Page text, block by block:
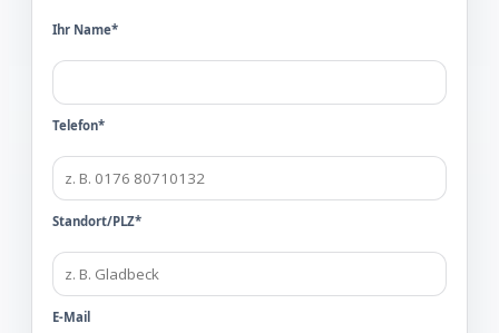
Ihr Name*
Telefon*
Standort/PLZ*
E-Mail